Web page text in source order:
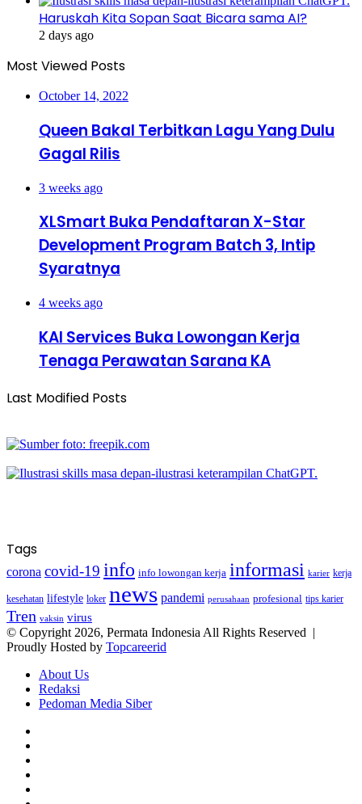
Haruskah Kita Sopan Saat Bicara sama AI?
2 days ago
Most Viewed Posts
October 14, 2022
Queen Bakal Terbitkan Lagu Yang Dulu
Gagal Rilis
3 weeks ago
XLSmart Buka Pendaftaran X-Star
Development Program Batch 3, Intip
Syaratnya
4 weeks ago
KAI Services Buka Lowongan Kerja
Tenaga Perawatan Sarana KA
Last Modified Posts
Tags
corona covid-19 info info lowongan kerja informasi karier kerja
kesehatan lifestyle loker news pandemi perusahaan profesional tips karier
Tren vaksin virus
© Copyright 2026, Permata Indonesia All Rights Reserved |
Proudly Hosted by Topcareerid
About Us
Redaksi
Pedoman Media Siber